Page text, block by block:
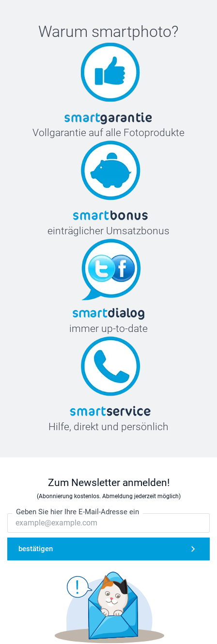
Warum smartphoto?
Vollgarantie auf alle Fotoprodukte
einträglicher Umsatzbonus
immer up-to-date
Hilfe, direkt und persönlich
Zum Newsletter anmelden!
(Abonnierung kostenlos. Abmeldung jederzeit möglich)
Geben Sie hier Ihre E-Mail-Adresse ein
bestätigen